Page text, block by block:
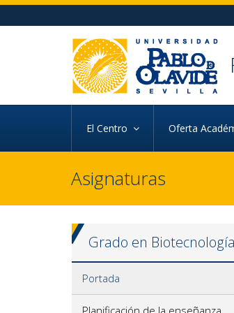
Ir al contenido principal de la página (alt + s)
Ir al pie de la página (alt + p)
Ir al menú principal (alt + u)
El Centro Oferta
Asignaturas
Grado en Biotecnología
Portada
Planificación de la enseñanza